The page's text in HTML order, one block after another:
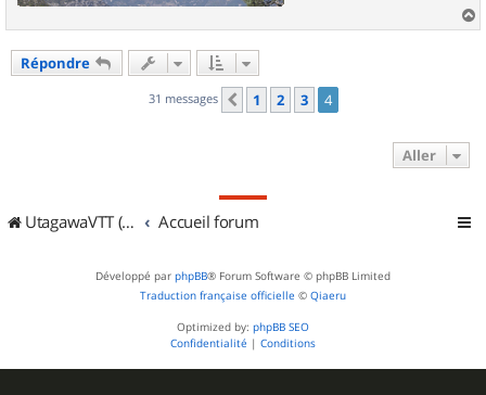
a
Répondre
31 messages Précédent
1 2 3 4
Aller
UtagawaVTT (Randos VTT et VTTAE avec traces GPS) Accueil forum
Développé par phpBB® Forum Software © phpBB Limited
Traduction française officielle © Qiaeru
Optimized by: phpBB SEO
Confidentialité | Conditions